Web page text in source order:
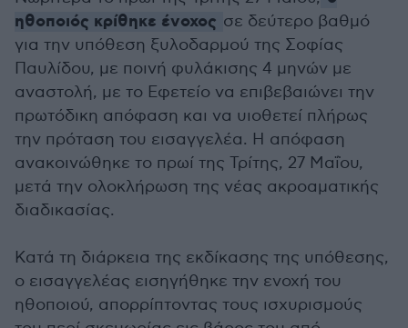
ηθοποιός κρίθηκε ένοχος σε δεύτερο βαθμό
για την υπόθεση ξυλοδαρμού της Σοφίας
Παυλίδου, με ποινή φυλάκισης 4 μηνών με
αναστολή, με το Εφετείο να επιβεβαιώνει την
πρωτόδικη απόφαση και να υιοθετεί πλήρως
την πρόταση του εισαγγελέα. Η απόφαση
ανακοινώθηκε το πρωί της Τρίτης, 27 Μαΐου,
μετά την ολοκλήρωση της νέας ακροαματικής
διαδικασίας.
Κατά τη διάρκεια της εκδίκασης της υπόθεσης,
ο εισαγγελέας εισηγήθηκε την ενοχή του
ηθοποιού, απορρίπτοντας τους ισχυρισμούς